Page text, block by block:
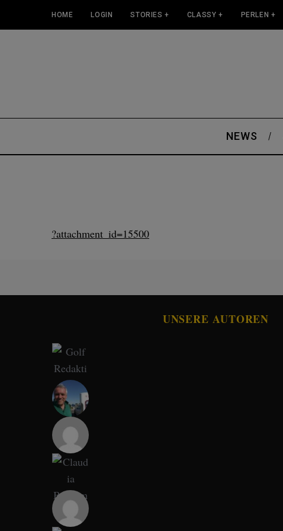
HOME LOGIN STORIES + CLASSY + PERLEN +
NEWS
?attachment_id=15500
UNSERE AUTOREN